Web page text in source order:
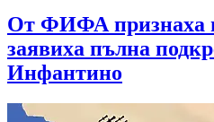
От ФИФА признаха
заявиха пълна
Инфантино